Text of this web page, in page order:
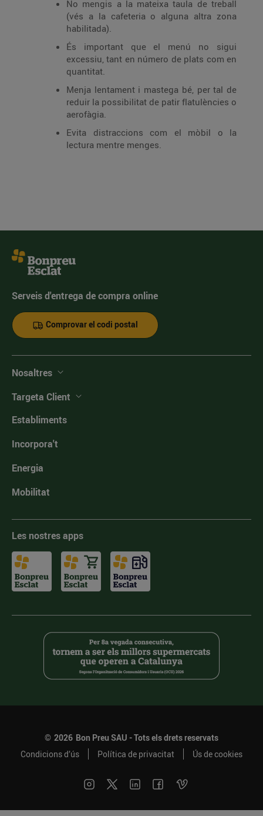
No mengis a la mateixa taula de treball
(vés a la cafeteria o alguna altra zona
habilitada).
És important que el menú no sigui
excessiu, tant en número de plats com en
quantitat.
Menja lentament i mastega bé, per tal de
reduir la possibilitat de patir flatulències o
aerofàgia.
Evita distraccions com el mòbil o la
lectura mentre menges.
Serveis d'entrega de compra online
Comprovar el codi postal
Nosaltres
Targeta Client
Establiments
Incorpora't
Energia
Mobilitat
Les nostres apps
© 2026 Bon Preu SAU - Tots els drets reservats
Condicions d’ús
Política de privacitat Ús de cookies